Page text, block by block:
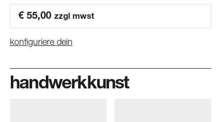
€ 55,00 zzgl mwst
konfiguriere dein
handwerkkunst